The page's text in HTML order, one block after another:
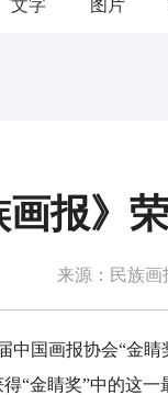
文字 图片
画报》
来源：民族画
国画报协会“金睛
“金睛奖”中的这一